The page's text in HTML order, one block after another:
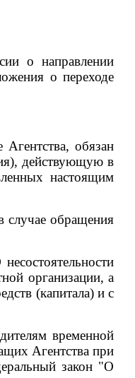
о направлении
о переходе
обязан
действующую в
настоящим
случае обращения
организации, а
(капитала) и с
временной
Агентства при
закон "О